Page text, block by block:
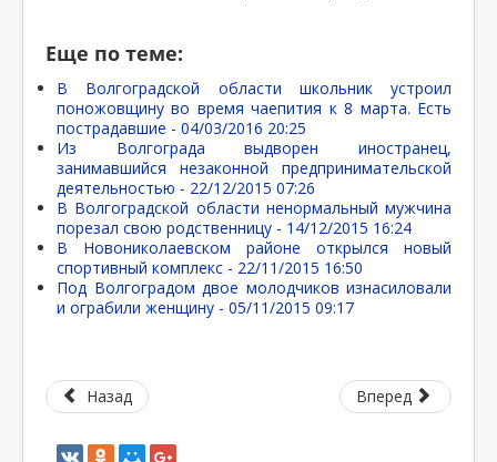
Еще по теме:
В Волгоградской области школьник устроил
поножовщину во время чаепития к 8 марта. Есть
пострадавшие - 04/03/2016 20:25
Из Волгограда выдворен иностранец,
занимавшийся незаконной предпринимательской
деятельностью - 22/12/2015 07:26
В Волгоградской области ненормальный мужчина
порезал свою родственницу - 14/12/2015 16:24
В Новониколаевском районе открылся новый
спортивный комплекс - 22/11/2015 16:50
Под Волгоградом двое молодчиков изнасиловали
и ограбили женщину - 05/11/2015 09:17
Назад Вперед